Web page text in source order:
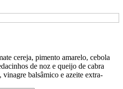
cereja, pimento amarelo, cebola
de noz e queijo de cabra
balsâmico e azeite extra-